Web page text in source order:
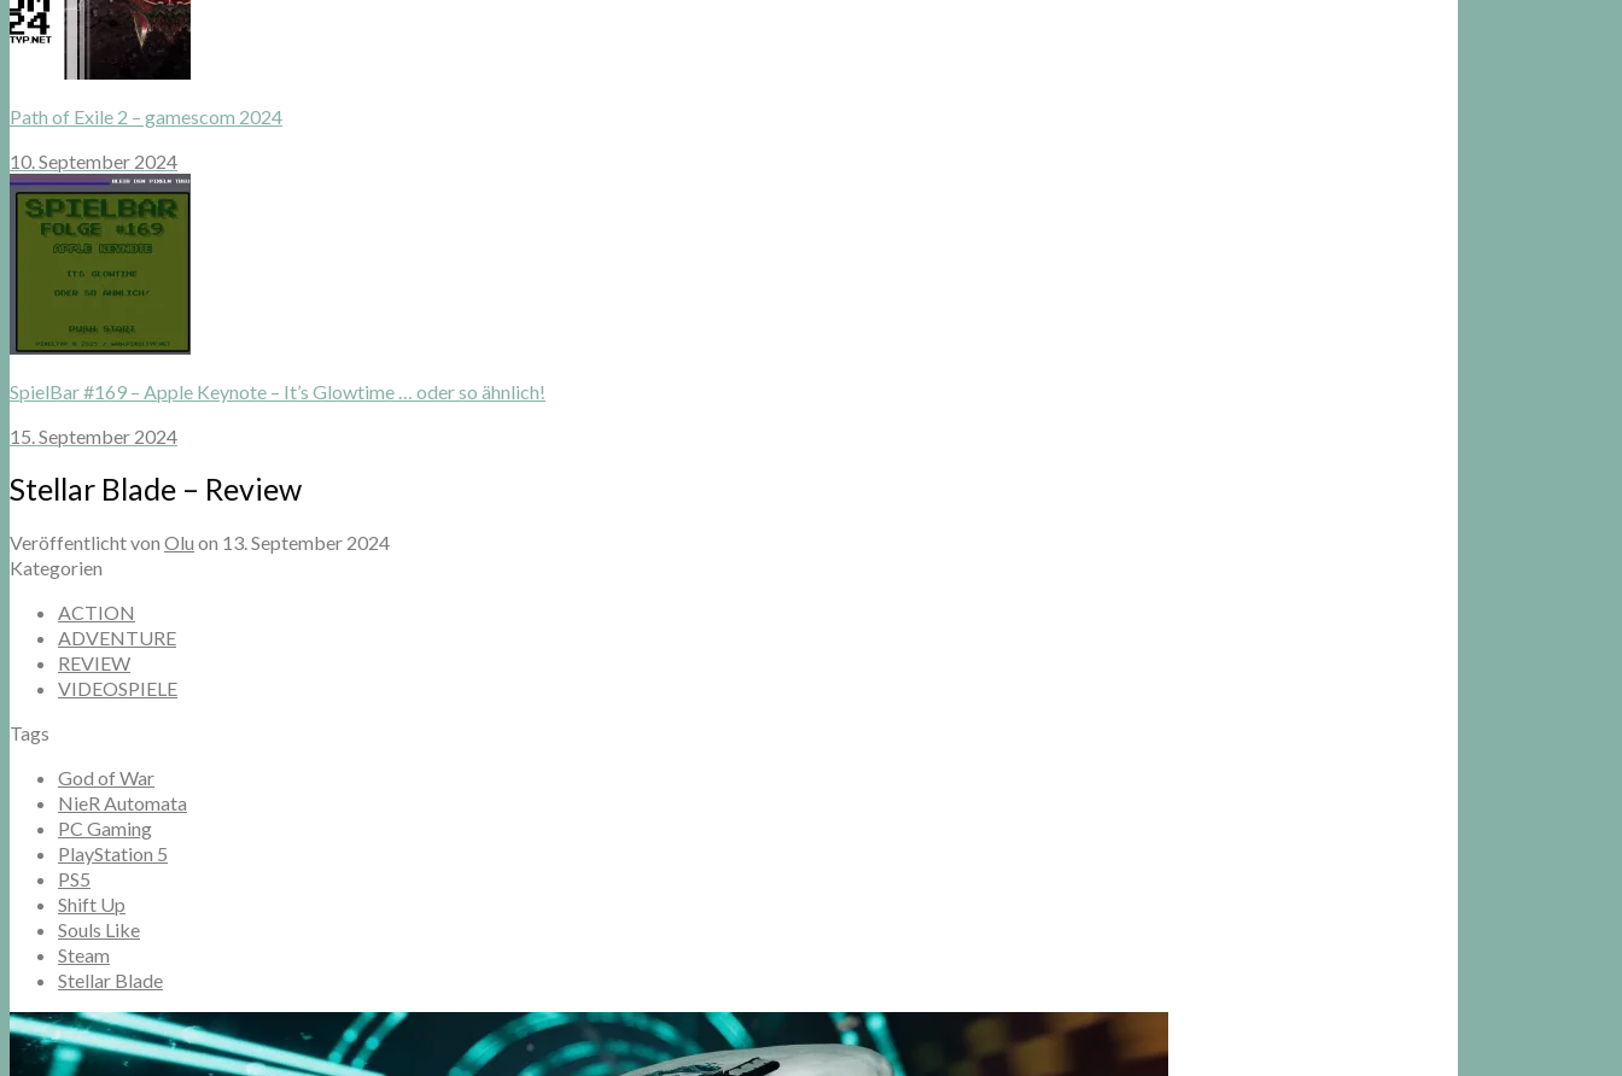
Path of Exile 2 – gamescom 2024
10. September 2024
SpielBar #169 – Apple Keynote – It’s Glowtime … oder so ähnlich!
15. September 2024
Stellar Blade – Review
Veröffentlicht von Olu on 13. September 2024
Kategorien
ACTION
ADVENTURE
REVIEW
VIDEOSPIELE
Tags
God of War
NieR Automata
PC Gaming
PlayStation 5
PS5
Shift Up
Souls Like
Steam
Stellar Blade